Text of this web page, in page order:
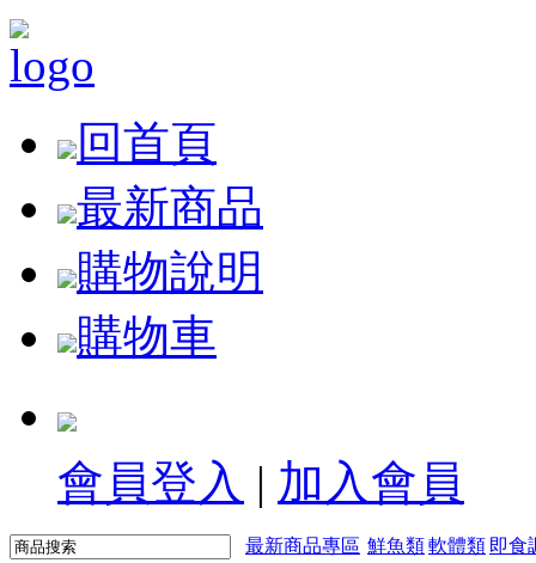
回首頁
最新商品
購物說明
購物車
會員登入 | 加入會員
最新商品專區 鮮魚類軟體類 即食